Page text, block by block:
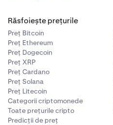
Răsfoiește prețurile
Preț Bitcoin
Preț Ethereum
Preț Dogecoin
Preț XRP
Preț Cardano
Preț Solana
Preț Litecoin
Categorii criptomonede
Toate prețurile cripto
Predicții de preț